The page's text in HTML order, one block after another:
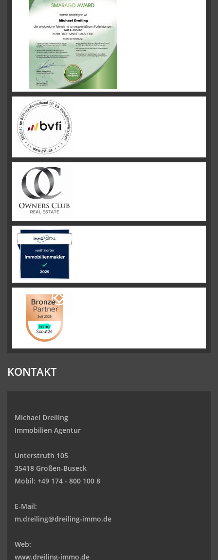
KONTAKT
Michael Dreiling
Immobilien Agentur
Unterstruth 105
35418 Großen-Buseck
Mobil: +49 174 - 800 100 8
E-Mail:
m.dreiling@dreiling-immo.de
Web:
www.dreiling-immo.de